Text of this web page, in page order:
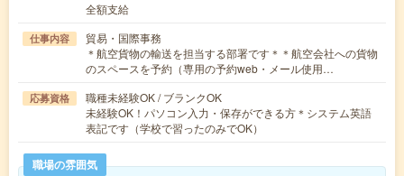
全額支給
仕事内容
貿易・国際事務
＊航空貨物の輸送を担当する部署です＊＊航空会社への貨物
のスペースを予約（専用の予約web・メール使用…
応募資格
職種未経験OK / ブランクOK
未経験OK！パソコン入力・保存ができる方＊システム英語
表記です（学校で習ったのみでOK）
職場の雰囲気